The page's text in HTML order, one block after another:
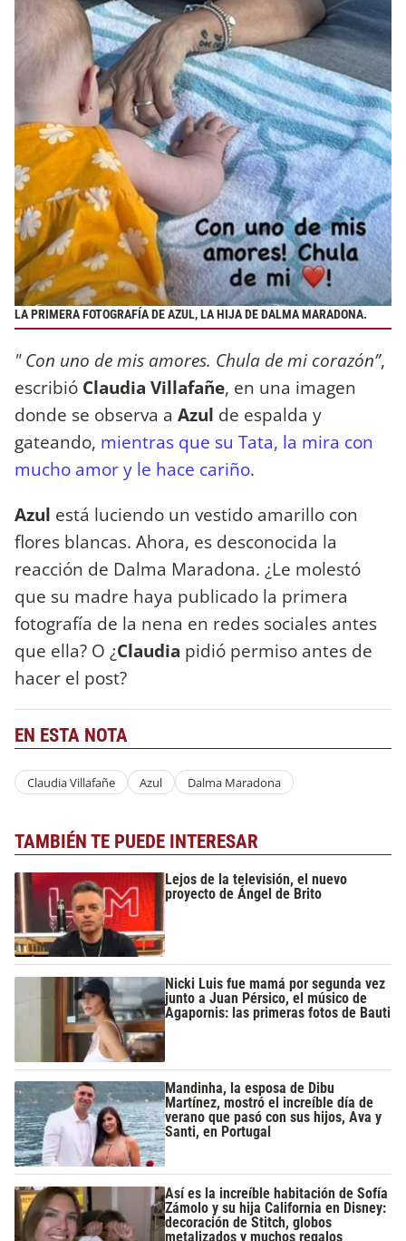
LA PRIMERA FOTOGRAFÍA DE AZUL, LA HIJA DE DALMA MARADONA.
" Con uno de mis amores. Chula de mi corazón”,
escribió Claudia Villafañe, en una imagen
donde se observa a Azul de espalda y
gateando, mientras que su Tata, la mira con
mucho amor y le hace cariño.
Azul está luciendo un vestido amarillo con
flores blancas. Ahora, es desconocida la
reacción de Dalma Maradona. ¿Le molestó
que su madre haya publicado la primera
fotografía de la nena en redes sociales antes
que ella? O ¿Claudia pidió permiso antes de
hacer el post?
EN ESTA NOTA
Claudia Villafañe Azul Dalma Maradona
TAMBIÉN TE PUEDE INTERESAR
Lejos de la televisión, el nuevo
proyecto de Ángel de Brito
Nicki Luis fue mamá por segunda vez
junto a Juan Pérsico, el músico de
Agapornis: las primeras fotos de Bauti
Mandinha, la esposa de Dibu
Martínez, mostró el increíble día de
verano que pasó con sus hijos, Ava y
Santi, en Portugal
Así es la increíble habitación de Sofía
Zámolo y su hija California en Disney:
decoración de Stitch, globos
metalizados y muchos regalos